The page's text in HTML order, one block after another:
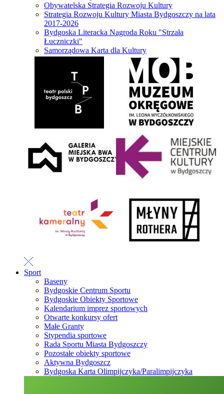
Obywatelska Strategia Rozwoju Kultury
Strategia Rozwoju Kultury Miasta Bydgoszczy na lata
2017-2026
Bydgoska Literacka Nagroda Roku "Strzała
Łuczniczki"
Samorządowa Karta dla Kultury
Sport
Baseny
Bydgoskie Centrum Sportu
Bydgoskie Obiekty Sportowe
Kalendarium imprez sportowych
Otwarte konkursy ofert
Małe Granty
Stypendia sportowe
Rada Sportu Miasta Bydgoszczy
Pozostałe obiekty sportowe
Aktywna Bydgoszcz
Bydgoska Karta Olimpijczyka/Paralimpijczyka